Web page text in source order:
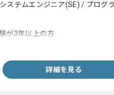
ステムエンジニア(SE) / プログ
が3年以上の方
詳細を見る